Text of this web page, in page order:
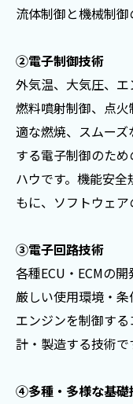
流体制御と機械制御
②電子制御技術
外気温、大気圧、
燃料噴射制御、点
適な燃焼、スムー
する電子制御のた
ハウです。機能安
もに、ソフトウェア
③電子回路技術
各種ECU・ECMの
厳しい使用環境・
エンジンを制御す
計・製造する技術で
④多種・多様な基礎